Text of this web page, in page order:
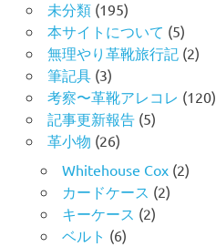
未分類(195)
本サイトについて (5)
無理やり革靴旅行記(2)
筆記具(3)
考察〜革靴アレコレ (120)
記事更新報告(5)
革小物 (26)
Whitehouse Cox(2)
カードケース (2)
キーケース (2)
ベルト (6)